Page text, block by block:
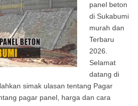
panel beton
di Sukabumi
murah dan
Terbaru
2026.
Selamat
datang di
simak ulasan tentang Pagar
pagar panel, harga dan cara